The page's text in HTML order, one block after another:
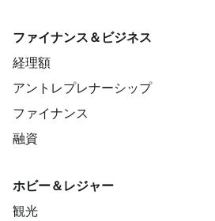
ファイナンス＆ビジネス
経理額
アントレプレナーシップ
ファイナンス
融資
ホビー＆レジャー
観光